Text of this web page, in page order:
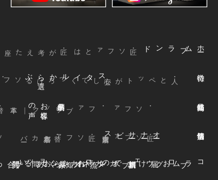
ホ
ー
ム
ブランド
・匠ソファとは
スタイルから
選
ぶ
・ソファ
お客様の
声
オーナーサー
ビス
ー
コラム
ブログ
お届けまでの流れ
ウェブカタログ
オンラインショップ お知らせ